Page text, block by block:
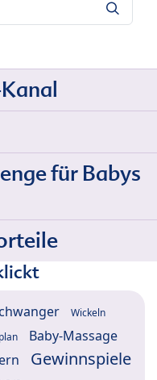
für Babys
Wickeln
Baby-Massage
Gewinnspiele